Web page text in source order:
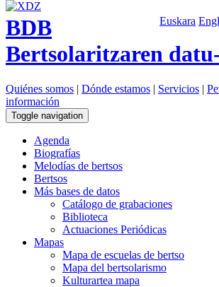
Euskara
BDB
Bertsolaritzaren
Quiénes somos | Dónde estamos | Servicios |
información
Toggle navigation
Agenda
Biografías
Melodías de bertsos
Bertsos
Más bases de datos
Catálogo de grabaciones
Biblioteca
Actuaciones Periódicas
Mapas
Mapa de escuelas de bertso
Mapa del bertsolarismo
Kulturartea mapa